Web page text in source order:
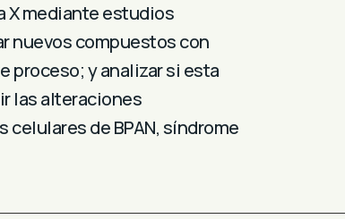
X mediante estudios
nuevos compuestos con
proceso; y analizar si esta
las alteraciones
de BPAN, síndrome